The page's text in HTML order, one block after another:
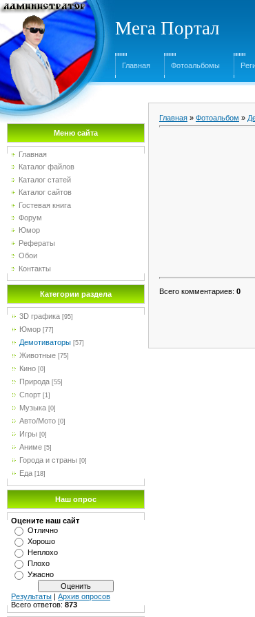
Мега Портал
Главная Фотоальбомы
Меню сайта
Главная
Каталог файлов
Каталог статей
Каталог сайтов
Гостевая книга
Форум
Юмор
Рефераты
Обои
Контакты
Категории раздела
3D графика [95]
Юмор [77]
Демотиваторы [57]
Животные [75]
Кино [0]
Природа [55]
Спорт [1]
Музыка [0]
Авто/Мото [0]
Игры [0]
Аниме [5]
Города и страны [0]
Еда [18]
Наш опрос
Оцените наш сайт
Отлично
Хорошо
Неплохо
Плохо
Ужасно
Результаты | Архив опросов
Всего ответов: 873
Главная » Фотоальбом »
Всего комментариев: 0